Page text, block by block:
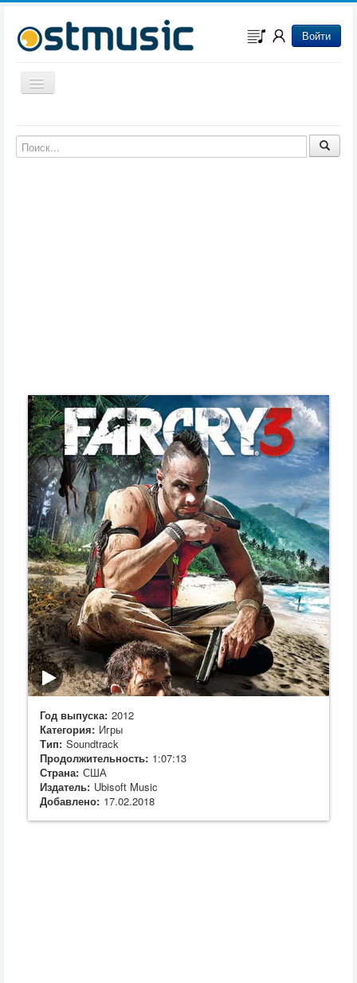
Войти
Включить/выключить навигацию
Музыка из мультфильмов
Музыка из сериалов
Год выпуска: 2012
Категория: Игры
Тип: Soundtrack
Продолжительность: 1:07:13
Страна: США
Издатель: Ubisoft Music
Добавлено: 17.02.2018